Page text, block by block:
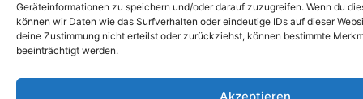
Geräteinformationen zu speichern und/oder darauf zuzugreifen. Wenn du
können wir Daten wie das Surfverhalten oder eindeutige IDs auf dieser
deine Zustimmung nicht erteilst oder zurückziehst, können bestimmte
beeinträchtigt werden.
Akzeptieren